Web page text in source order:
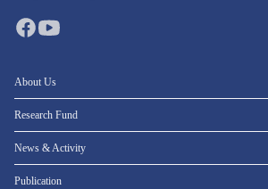
About Us
Research Fund
News & Activity
Publication